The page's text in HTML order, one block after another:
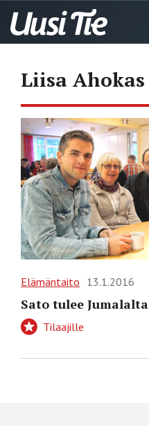
Liisa Ahokas
Elämäntaito 13.1.2016
Sato tulee Jumalalta
Tilaajille